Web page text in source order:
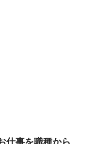
仕事を職種から